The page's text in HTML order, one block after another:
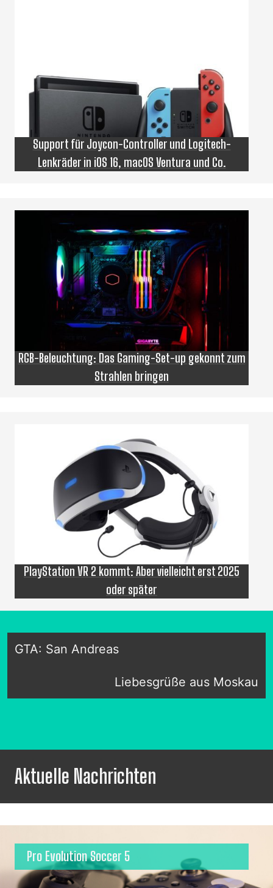
Support für Joycon-Controller und Logitech-
Lenkräder in iOS 16, macOS Ventura und Co.
RGB-Beleuchtung: Das Gaming-Set-up gekonnt zum
Strahlen bringen
PlayStation VR 2 kommt: Aber vielleicht erst 2025
oder später
GTA: San Andreas
Liebesgrüße aus Moskau
Aktuelle Nachrichten
Pro Evolution Soccer 5